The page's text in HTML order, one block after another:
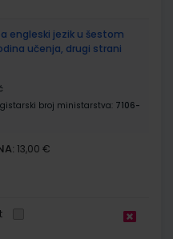
engleski jezik u šestom
učenja, drugi strani
broj ministarstva: 7106-
13,00 €